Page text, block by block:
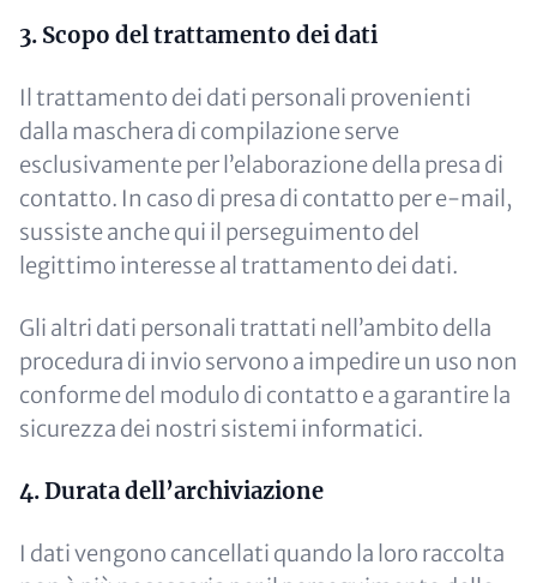
3. Scopo del trattamento dei dati
Il trattamento dei dati personali provenienti
dalla maschera di compilazione serve
esclusivamente per l’elaborazione della presa di
contatto. In caso di presa di contatto per e-mail,
sussiste anche qui il perseguimento del
legittimo interesse al trattamento dei dati.
Gli altri dati personali trattati nell’ambito della
procedura di invio servono a impedire un uso non
conforme del modulo di contatto e a garantire la
sicurezza dei nostri sistemi informatici.
4. Durata dell’archiviazione
I dati vengono cancellati quando la loro raccolta